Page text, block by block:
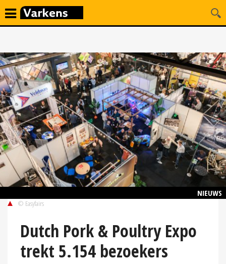
NIEUWS
© Easyfairs
Dutch Pork & Poultry Expo
trekt 5.154 bezoekers